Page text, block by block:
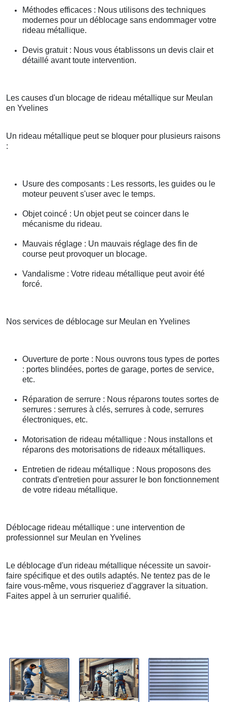
Méthodes efficaces : Nous utilisons des techniques
modernes pour un déblocage sans endommager votre
rideau métallique.
Devis gratuit : Nous vous établissons un devis clair et
détaillé avant toute intervention.
Les causes d'un blocage de rideau métallique sur Meulan
en Yvelines
Un rideau métallique peut se bloquer pour plusieurs raisons
:
Usure des composants : Les ressorts, les guides ou le
moteur peuvent s'user avec le temps.
Objet coincé : Un objet peut se coincer dans le
mécanisme du rideau.
Mauvais réglage : Un mauvais réglage des fin de
course peut provoquer un blocage.
Vandalisme : Votre rideau métallique peut avoir été
forcé.
Nos services de déblocage sur Meulan en Yvelines
Ouverture de porte : Nous ouvrons tous types de portes
: portes blindées, portes de garage, portes de service,
etc.
Réparation de serrure : Nous réparons toutes sortes de
serrures : serrures à clés, serrures à code, serrures
électroniques, etc.
Motorisation de rideau métallique : Nous installons et
réparons des motorisations de rideaux métalliques.
Entretien de rideau métallique : Nous proposons des
contrats d'entretien pour assurer le bon fonctionnement
de votre rideau métallique.
Déblocage rideau métallique : une intervention de
professionnel sur Meulan en Yvelines
Le déblocage d'un rideau métallique nécessite un savoir-
faire spécifique et des outils adaptés. Ne tentez pas de le
faire vous-même, vous risqueriez d'aggraver la situation.
Faites appel à un serrurier qualifié.